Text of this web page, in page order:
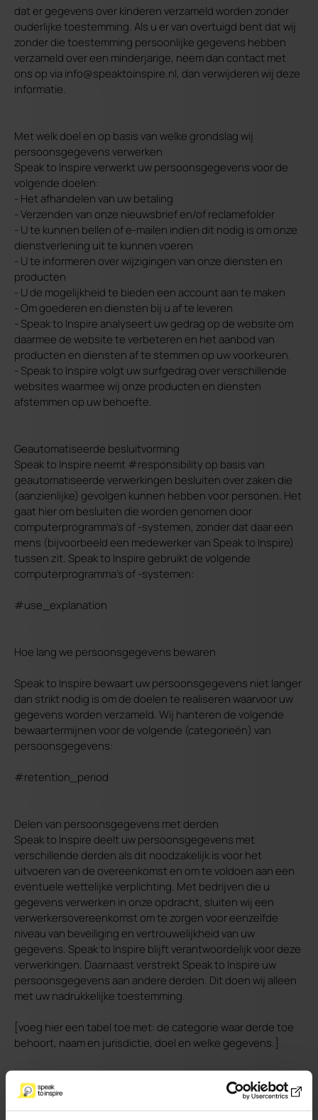
dat er gegevens over kinderen verzameld worden zonder
ouderlijke toestemming. Als u er van overtuigd bent dat wij
zonder die toestemming persoonlijke gegevens hebben
verzameld over een minderjarige, neem dan contact met
ons op via info@speaktoinspire.nl, dan verwijderen wij deze
informatie.
Met welk doel en op basis van welke grondslag wij
persoonsgegevens verwerken
Speak to Inspire verwerkt uw persoonsgegevens voor de
volgende doelen:
- Het afhandelen van uw betaling
- Verzenden van onze nieuwsbrief en/of reclamefolder
- U te kunnen bellen of e-mailen indien dit nodig is om onze
dienstverlening uit te kunnen voeren
- U te informeren over wijzigingen van onze diensten en
producten
- U de mogelijkheid te bieden een account aan te maken
- Om goederen en diensten bij u af te leveren
- Speak to Inspire analyseert uw gedrag op de website om
daarmee de website te verbeteren en het aanbod van
producten en diensten af te stemmen op uw voorkeuren.
- Speak to Inspire volgt uw surfgedrag over verschillende
websites waarmee wij onze producten en diensten
afstemmen op uw behoefte.
Geautomatiseerde besluitvorming
Speak to Inspire neemt #responsibility op basis van
geautomatiseerde verwerkingen besluiten over zaken die
(aanzienlijke) gevolgen kunnen hebben voor personen. Het
gaat hier om besluiten die worden genomen door
computerprogramma's of -systemen, zonder dat daar een
mens (bijvoorbeeld een medewerker van Speak to Inspire)
tussen zit. Speak to Inspire gebruikt de volgende
computerprogramma's of -systemen:
#use_explanation
Hoe lang we persoonsgegevens bewaren
Speak to Inspire bewaart uw persoonsgegevens niet langer
dan strikt nodig is om de doelen te realiseren waarvoor uw
gegevens worden verzameld. Wij hanteren de volgende
bewaartermijnen voor de volgende (categorieën) van
persoonsgegevens:
#retention_period
Delen van persoonsgegevens met derden
Speak to Inspire deelt uw persoonsgegevens met
verschillende derden als dit noodzakelijk is voor het
uitvoeren van de overeenkomst en om te voldoen aan een
eventuele wettelijke verplichting. Met bedrijven die u
gegevens verwerken in onze opdracht, sluiten wij een
verwerkersovereenkomst om te zorgen voor eenzelfde
niveau van beveiliging en vertrouwelijkheid van uw
gegevens. Speak to Inspire blijft verantwoordelijk voor deze
verwerkingen. Daarnaast verstrekt Speak to Inspire uw
persoonsgegevens aan andere derden. Dit doen wij alleen
met uw nadrukkelijke toestemming.
[voeg hier een tabel toe met: de categorie waar derde toe
behoort, naam en jurisdictie, doel en welke gegevens.]
Cookies, of vergelijkbare technieken, die wij gebruiken